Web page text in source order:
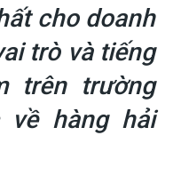
cho doanh
trò và tiếng
trên trường
về hàng hải